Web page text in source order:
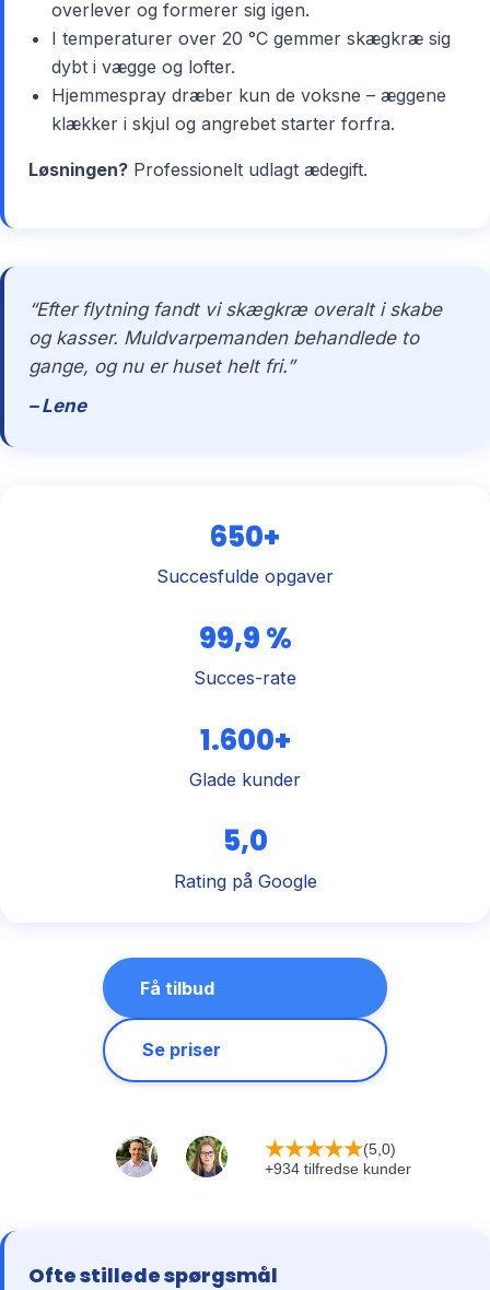
overlever og formerer sig igen.
I temperaturer over 20 °C gemmer skægkræ sig
dybt i vægge og lofter.
Hjemmespray dræber kun de voksne – æggene
klækker i skjul og angrebet starter forfra.
Løsningen? Professionelt udlagt ædegift.
“Efter flytning fandt vi skægkræ overalt i skabe
og kasser. Muldvarpemanden behandlede to
gange, og nu er huset helt fri.”
– Lene
650+
Succesfulde opgaver
99,9 %
Succes-rate
1.600+
Glade kunder
5,0
Rating på Google
Få tilbud
Se priser
★★★★★(5,0)
+934 tilfredse kunder
Ofte stillede spørgsmål